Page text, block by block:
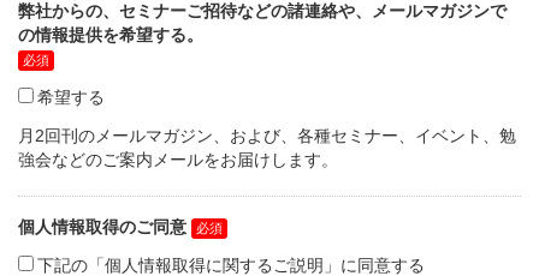
弊社からの、セミナーご招待などの諸連絡や、メールマガジンで
の情報提供を希望する。
希望する
月2回刊のメールマガジン、および、各種セミナー、イベント、勉
強会などのご案内メールをお届けします。
個人情報取得のご同意
下記の「個人情報取得に関するご説明」に同意する